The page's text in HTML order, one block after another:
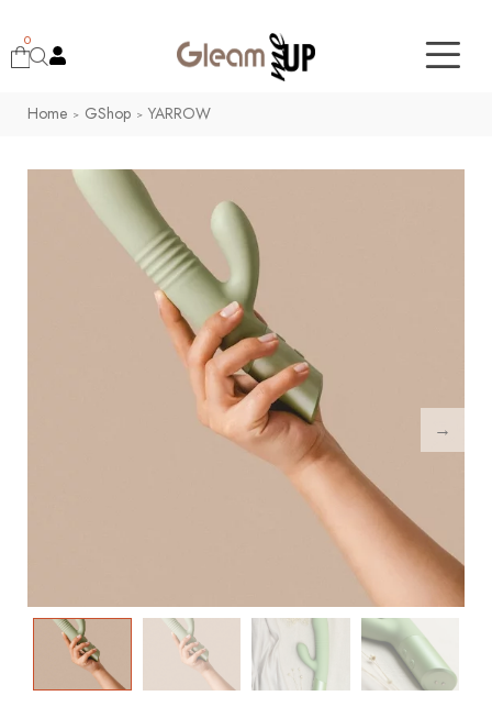
0
Home > GShop > YARROW